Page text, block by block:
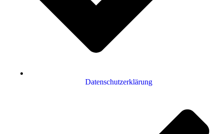
Datenschutzerklärung